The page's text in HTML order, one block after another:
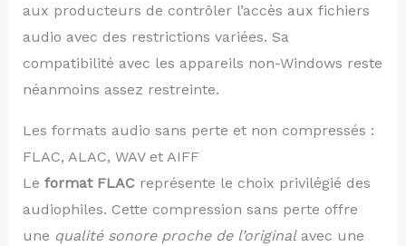
aux producteurs de contrôler l’accès aux fichiers
audio avec des restrictions variées. Sa
compatibilité avec les appareils non-Windows reste
néanmoins assez restreinte.
Les formats audio sans perte et non compressés :
FLAC, ALAC, WAV et AIFF
Le format FLACreprésente le choix privilégié des
audiophiles. Cette compression sans perte offre
une qualité sonore proche de l’originalavec une